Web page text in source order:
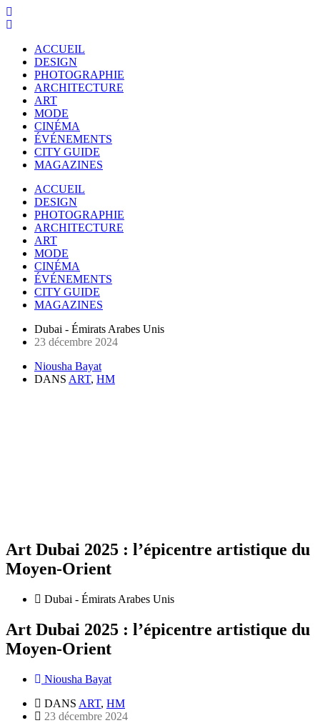
ACCUEIL
DESIGN
PHOTOGRAPHIE
ARCHITECTURE
ART
MODE
CINÉMA
ÉVÉNEMENTS
CITY GUIDE
MAGAZINES
ACCUEIL
DESIGN
PHOTOGRAPHIE
ARCHITECTURE
ART
MODE
CINÉMA
ÉVÉNEMENTS
CITY GUIDE
MAGAZINES
Dubai - Émirats Arabes Unis
23 décembre 2024
Niousha Bayat
DANS ART, HM
Art Dubai 2025 : l’épicentre artistique du
Moyen-Orient
Dubai - Émirats Arabes Unis
Art Dubai 2025 : l’épicentre artistique du
Moyen-Orient
Niousha Bayat
DANS ART, HM
23 décembre 2024